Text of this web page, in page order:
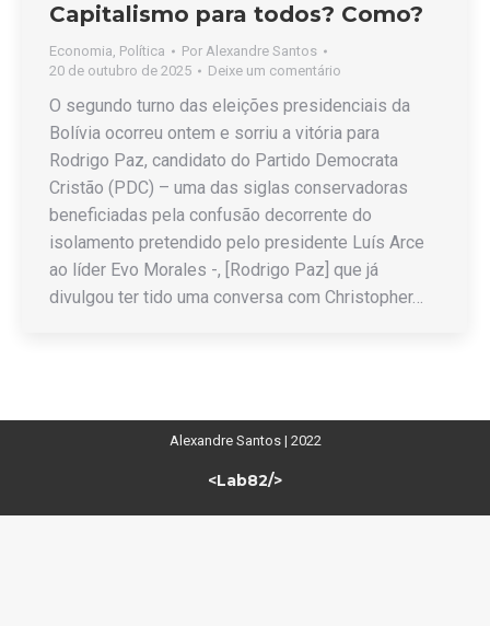
Capitalismo para todos? Como?
Economia, Política Por Alexandre Santos
20 de outubro de 2025
Deixe um comentário
O segundo turno das eleições presidenciais da
Bolívia ocorreu ontem e sorriu a vitória para
Rodrigo Paz, candidato do Partido Democrata
Cristão (PDC) – uma das siglas conservadoras
beneficiadas pela confusão decorrente do
isolamento pretendido pelo presidente Luís Arce
ao líder Evo Morales -, [Rodrigo Paz] que já
divulgou ter tido uma conversa com Christopher…
Alexandre Santos | 2022
<Lab82/>